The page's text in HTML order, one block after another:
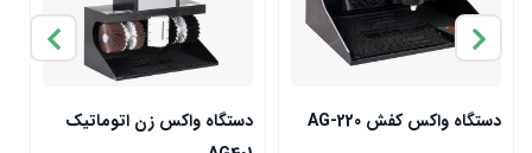
دستگاه واکس کفش AG-220
دستگاه واکس زن اتوماتیک